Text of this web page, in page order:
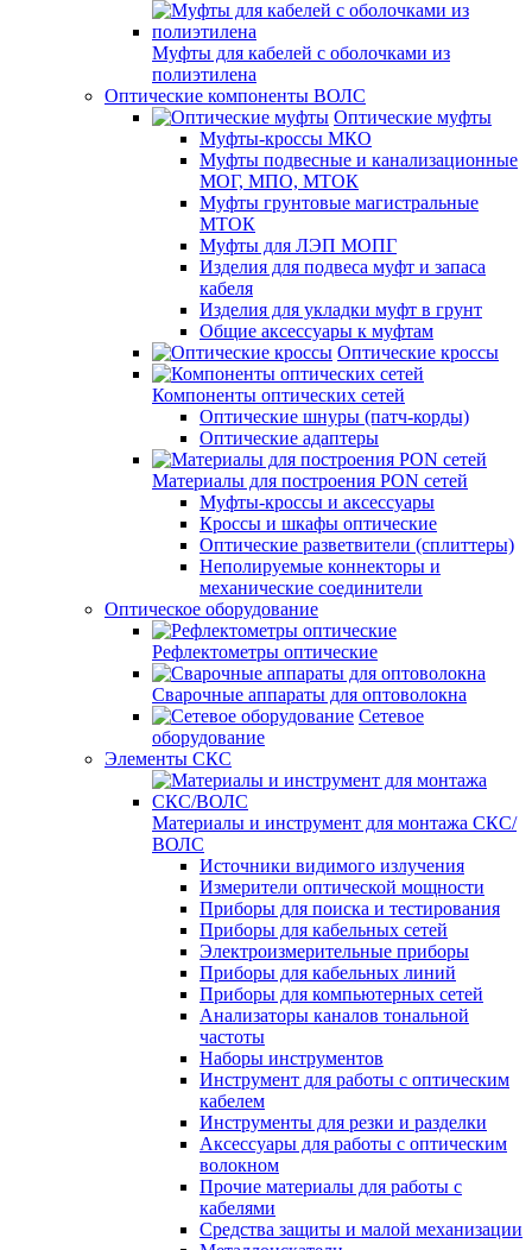
Муфты для кабелей с оболочками из
полиэтилена
Оптические компоненты ВОЛС
Оптические муфты
Муфты-кроссы МКО
Муфты подвесные и канализационные
МОГ, МПО, МТОК
Муфты грунтовые магистральные
МТОК
Муфты для ЛЭП МОПГ
Изделия для подвеса муфт и запаса
кабеля
Изделия для укладки муфт в грунт
Общие аксессуары к муфтам
Оптические кроссы
Компоненты оптических сетей
Оптические шнуры (патч-корды)
Оптические адаптеры
Материалы для построения PON сетей
Муфты-кроссы и аксессуары
Кроссы и шкафы оптические
Оптические разветвители (сплиттеры)
Неполируемые коннекторы и
механические соединители
Оптическое оборудование
Рефлектометры оптические
Сварочные аппараты для оптоволокна
Сетевое
оборудование
Элементы СКС
Материалы и инструмент для монтажа СКС/
ВОЛС
Источники видимого излучения
Измерители оптической мощности
Приборы для поиска и тестирования
Приборы для кабельных сетей
Электроизмерительные приборы
Приборы для кабельных линий
Приборы для компьютерных сетей
Анализаторы каналов тональной
частоты
Наборы инструментов
Инструмент для работы с оптическим
кабелем
Инструменты для резки и разделки
Аксессуары для работы с оптическим
волокном
Прочие материалы для работы с
кабелями
Средства защиты и малой механизации